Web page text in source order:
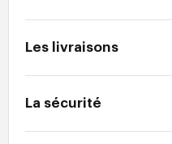
Les livraisons
La sécurité